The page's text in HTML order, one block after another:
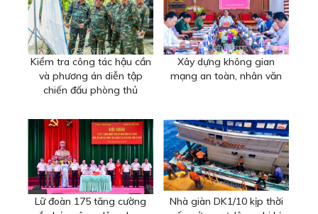
Kiểm tra công tác hậu cần
và phương án diễn tập
chiến đấu phòng thủ
Xây dựng không gian
mạng an toàn, nhân văn
Lữ đoàn 175 tăng cường
Nhà giàn DK1/10 kịp thời